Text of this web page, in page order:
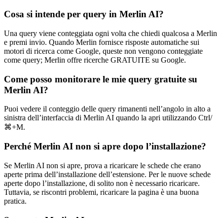
Cosa si intende per query in Merlin AI?
Una query viene conteggiata ogni volta che chiedi qualcosa a Merlin
e premi invio. Quando Merlin fornisce risposte automatiche sui
motori di ricerca come Google, queste non vengono conteggiate
come query; Merlin offre ricerche GRATUITE su Google.
Come posso monitorare le mie query gratuite su
Merlin AI?
Puoi vedere il conteggio delle query rimanenti nell’angolo in alto a
sinistra dell’interfaccia di Merlin AI quando la apri utilizzando Ctrl/
⌘+M.
Perché Merlin AI non si apre dopo l’installazione?
Se Merlin AI non si apre, prova a ricaricare le schede che erano
aperte prima dell’installazione dell’estensione. Per le nuove schede
aperte dopo l’installazione, di solito non è necessario ricaricare.
Tuttavia, se riscontri problemi, ricaricare la pagina è una buona
pratica.